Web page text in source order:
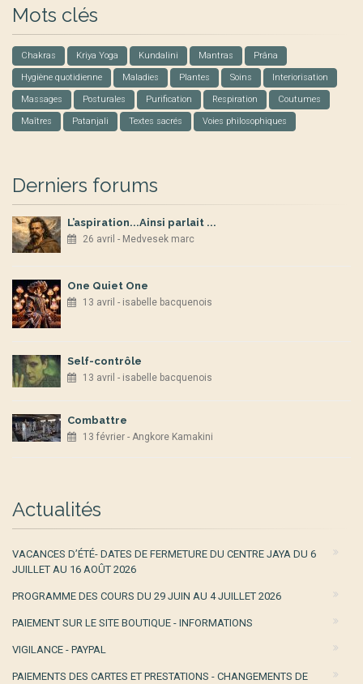
Mots clés
Chakras Kriya Yoga Kundalini Mantras Prâna
Hygiène quotidienne Maladies Plantes Soins Interiorisation
Massages Posturales Purification Respiration Coutumes
Maîtres Patanjali Textes sacrés Voies philosophiques
Derniers forums
L’aspiration...Ainsi parlait ...
26 avril - Medvesek marc
One Quiet One
13 avril - isabelle bacquenois
Self-contrôle
13 avril - isabelle bacquenois
Combattre
13 février - Angkore Kamakini
Actualités
VACANCES D’ÉTÉ- DATES DE FERMETURE DU CENTRE JAYA DU 6
JUILLET AU 16 AOÛT 2026
PROGRAMME DES COURS DU 29 JUIN AU 4 JUILLET 2026
PAIEMENT SUR LE SITE BOUTIQUE - INFORMATIONS
VIGILANCE - PAYPAL
PAIEMENTS DES CARTES ET PRESTATIONS - CHANGEMENTS DE